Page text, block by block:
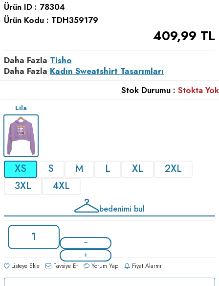
Ürün ID : 78304
Ürün Kodu : TDH359179
409,99 TL
Daha Fazla Tisho
Daha Fazla Kadın Sweatshirt Tasarımları
Stok Durumu : Stokta Yok
Lila
XS S M L XL
2XL
3XL
4XL
bedenimi bul
Listeye Ekle Tavsiye Et Yorum Yap Fiyat Alarmı